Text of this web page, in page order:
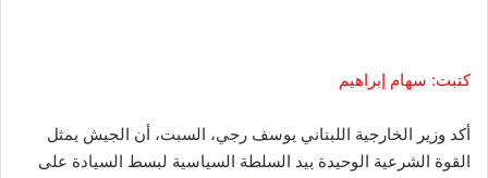
كتبت: سهام إبراهيم
أكد وزير الخارجية اللبناني يوسف رجي، السبت، أن الجيش يمثل
القوة الشرعية الوحيدة بيد السلطة السياسية لبسط السيادة على